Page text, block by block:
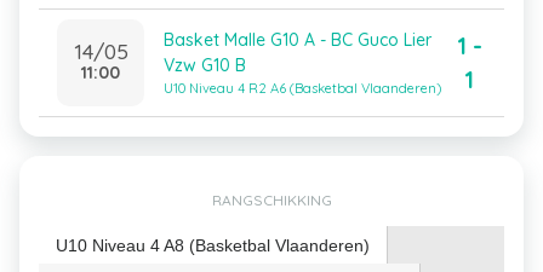
14/05
11:00
Basket Malle G10 A - BC Guco Lier
Vzw G10 B
U10 Niveau 4 R2 A6 (Basketbal Vlaanderen)
1 -
1
RANGSCHIKKING
U10 Niveau 4 A8 (Basketbal Vlaanderen)